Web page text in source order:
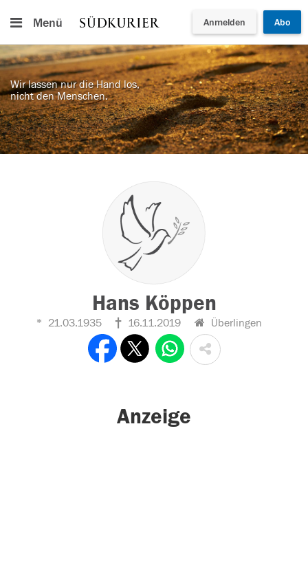
Menü Anmelden Abo
Wir lassen nur die Hand los,
nicht den Menschen.
Hans Köppen
21.03.1935 16.11.2019 Überlingen
Anzeige